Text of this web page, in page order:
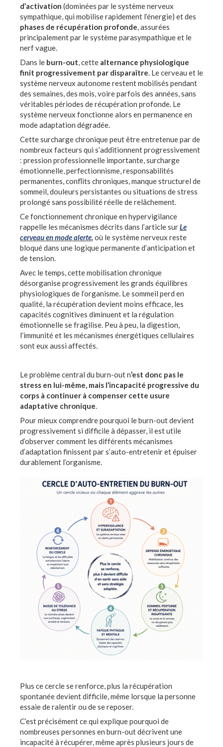
d’activation (dominées par le système nerveux
sympathique, qui mobilise rapidement l’énergie) et des
phases de récupération profonde , assurées
principalement par le système parasympathique et le
nerf vague.
Dans le burn-out , cette alternance physiologique
finit progressivement par disparaître . Le cerveau et le
système nerveux autonome restent mobilisés pendant
des semaines, des mois, voire parfois des années, sans
véritables périodes de récupération profonde. Le
système nerveux fonctionne alors en permanence en
mode adaptation dégradée.
Cette surcharge chronique peut être entretenue par de
nombreux facteurs qui s’additionnent progressivement
: pression professionnelle importante, surcharge
émotionnelle, perfectionnisme, responsabilités
permanentes, conflits chroniques, manque structurel de
sommeil, douleurs persistantes ou situations de stress
prolongé sans possibilité réelle de relâchement.
Ce fonctionnement chronique en hypervigilance
rappelle les mécanismes décrits dans l’article surLe
cerveau en mode alerte où le système nerveux reste
bloqué dans une logique permanente d’anticipation et
de tension.
Avec le temps, cette mobilisation chronique
désorganise progressivement les grands équilibres
physiologiques de l’organisme. Le sommeil perd en
qualité, la récupération devient moins efficace, les
capacités cognitives diminuent et la régulation
émotionnelle se fragilise. Peu à peu, la digestion,
l’immunité et les mécanismes énergétiques cellulaires
sont eux aussi affectés.
Le problème central du burn-out n’est donc pas le
stress en lui-même, mais l’incapacité progressive du
corps à continuer à compenser cette usure
adaptative chronique
Pour mieux comprendre pourquoi le burn-out devient
progressivement si difficile à dépasser, il est utile
d’observer comment les différents mécanismes
d’adaptation finissent par s’auto-entretenir et épuiser
durablement l’organisme.
Plus ce cercle se renforce, plus la récupération
spontanée devient difficile, même lorsque la personne
essaie de ralentir ou de se reposer.
C’est précisément ce qui explique pourquoi de
nombreuses personnes en burn-out décrivent une
incapacité à récupérer, même après plusieurs jours de